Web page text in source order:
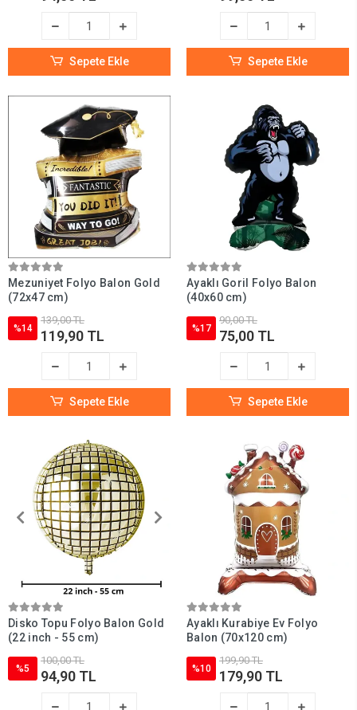
Sepete Ekle Sepete Ekle
Mezuniyet Folyo Balon Gold
(72x47 cm)
%14
139,00 TL
119,90 TL
Sepete Ekle
Ayaklı Goril Folyo Balon
(40x60 cm)
%17
90,00 TL
75,00 TL
Sepete Ekle
Disko Topu Folyo Balon Gold
(22 inch - 55 cm)
%5
100,00 TL
94,90 TL
Ayaklı Kurabiye Ev Folyo
Balon (70x120 cm)
%10
199,90 TL
179,90 TL